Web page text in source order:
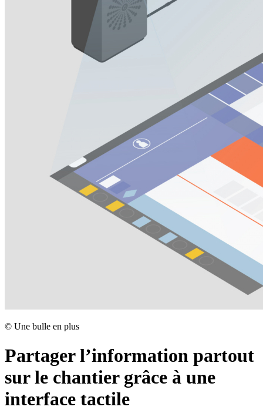
© Une bulle en plus
Partager l’information partout
sur le chantier grâce à une
interface tactile